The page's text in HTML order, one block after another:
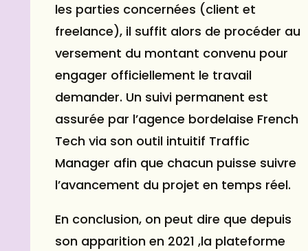
les parties concernées (client et
freelance), il suffit alors de procéder au
versement du montant convenu pour
engager officiellement le travail
demander. Un suivi permanent est
assurée par l’agence bordelaise French
Tech via son outil intuitif Traffic
Manager afin que chacun puisse suivre
l’avancement du projet en temps réel.
En conclusion, on peut dire que depuis
son apparition en 2021 ,la plateforme